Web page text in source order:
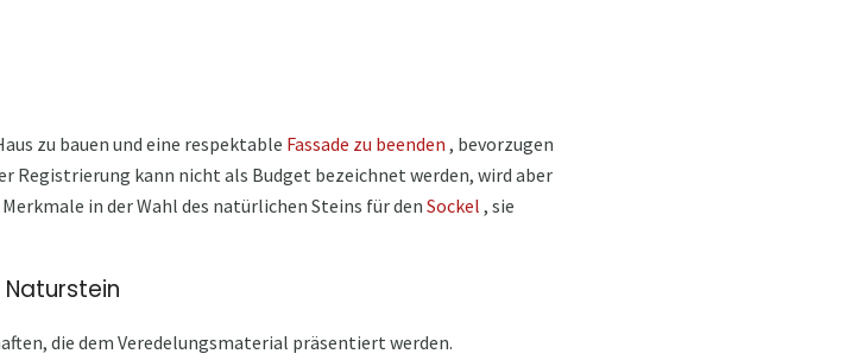
zu bauen und eine respektable Fassade zu beenden , bevorzugen
Registrierung kann nicht als Budget bezeichnet werden, wird aber
in der Wahl des natürlichen Steins für den Sockel , sie
die dem Veredelungsmaterial präsentiert werden.